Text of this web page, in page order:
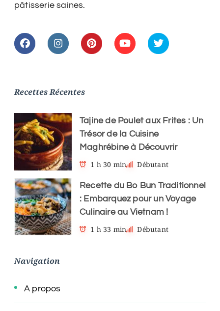
pâtisserie saines.
Recettes Récentes
Tajine de Poulet aux Frites : Un
Trésor de la Cuisine
Maghrébine à Découvrir
1 h 30 min
Débutant
Recette du Bo Bun Traditionnel
: Embarquez pour un Voyage
Culinaire au Vietnam !
1 h 33 min
Débutant
Navigation
A propos